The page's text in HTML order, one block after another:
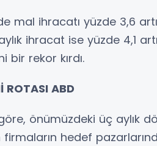
mal ihracatı yüzde 3,6
ihracat ise yüzde 4,1
bir rekor kırdı.
ROTASI ABD
önümüzdeki üç aylık
hedef